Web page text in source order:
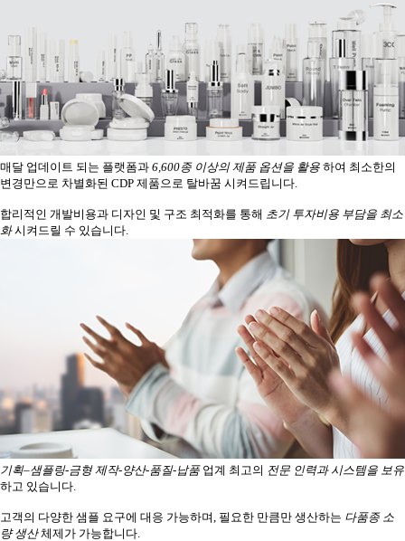
매달 업데이트 되는 플랫폼과 6,600종 이상의 제품 옵션을 활용 하여 최소한의
변경만으로 차별화된 CDP 제품으로 탈바꿈 시켜드립니다.
합리적인 개발비용과 디자인 및 구조 최적화를 통해 초기 투자비용 부담을 최소
화시켜드릴 수 있습니다.
기획–샘플링-금형 제작-양산-품질-납품업계 최고의 전문 인력과 시스템을 보유
하고 있습니다.
고객의 다양한 샘플 요구에 대응 가능하며, 필요한 만큼만 생산하는 다품종 소
량 생산체제가 가능합니다.